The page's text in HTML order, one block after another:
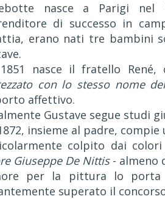
nasce a Parigi
di successo in
erano nati tre bambini
nasce il fratello
con lo stesso nome
affettivo.
Gustave segue studi
insieme al padre,
colpito dai
Giuseppe De Nittis- almeno
per la pittura lo porta
superato il